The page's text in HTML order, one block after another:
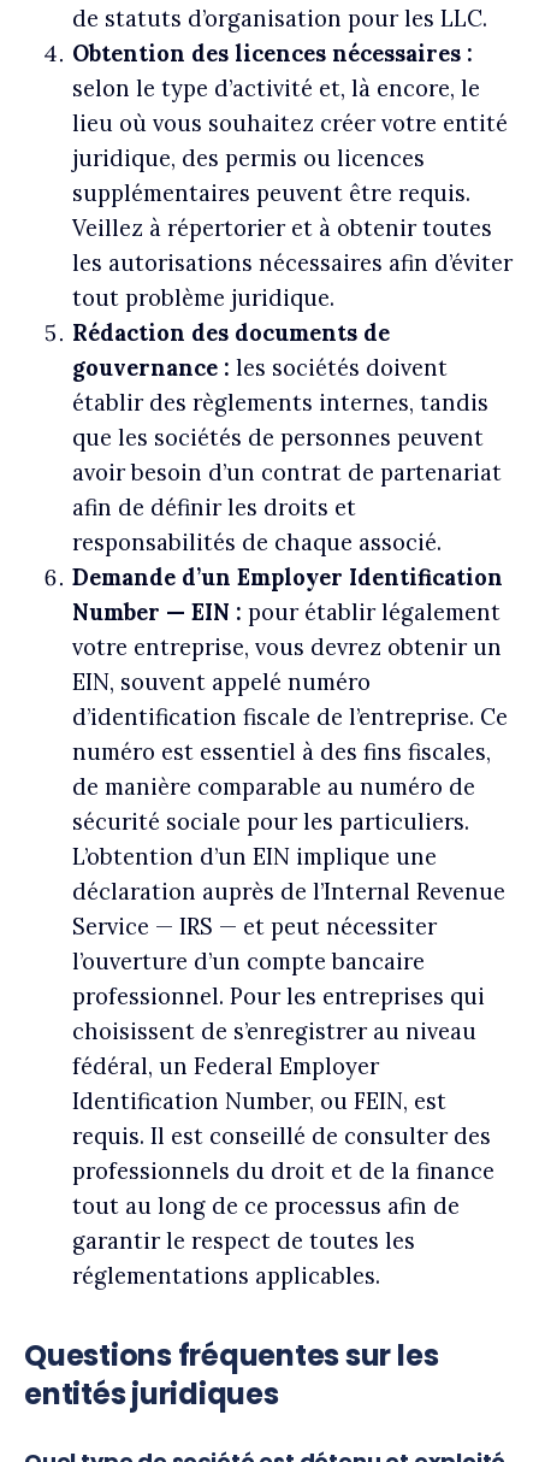
de statuts d’organisation pour les LLC.
Obtention des licences nécessaires :
selon le type d’activité et, là encore, le
lieu où vous souhaitez créer votre entité
juridique, des permis ou licences
supplémentaires peuvent être requis.
Veillez à répertorier et à obtenir toutes
les autorisations nécessaires afin d’éviter
tout problème juridique.
Rédaction des documents de
gouvernance : les sociétés doivent
établir des règlements internes, tandis
que les sociétés de personnes peuvent
avoir besoin d’un contrat de partenariat
afin de définir les droits et
responsabilités de chaque associé.
Demande d’un Employer Identification
Number — EIN : pour établir légalement
votre entreprise, vous devrez obtenir un
EIN, souvent appelé numéro
d’identification fiscale de l’entreprise. Ce
numéro est essentiel à des fins fiscales,
de manière comparable au numéro de
sécurité sociale pour les particuliers.
L’obtention d’un EIN implique une
déclaration auprès de l’Internal Revenue
Service — IRS — et peut nécessiter
l’ouverture d’un compte bancaire
professionnel. Pour les entreprises qui
choisissent de s’enregistrer au niveau
fédéral, un Federal Employer
Identification Number, ou FEIN, est
requis. Il est conseillé de consulter des
professionnels du droit et de la finance
tout au long de ce processus afin de
garantir le respect de toutes les
réglementations applicables.
Questions fréquentes sur les
entités juridiques